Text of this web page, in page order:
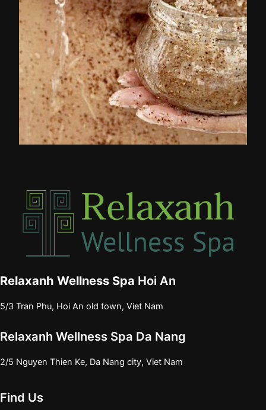
Relaxanh Wellness Spa Hoi An
5/3 Tran Phu, Hoi An old town, Viet Nam
Relaxanh Wellness Spa Da Nang
2/5 Nguyen Thien Ke, Da Nang city, Viet Nam
Find Us